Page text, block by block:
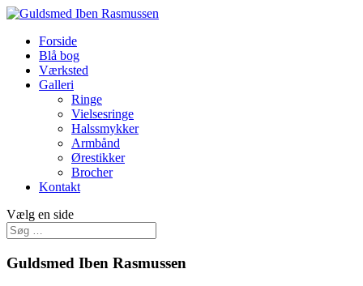
Forside
Blå bog
Værksted
Galleri
Ringe
Vielsesringe
Halssmykker
Armbånd
Ørestikker
Brocher
Kontakt
Vælg en side
Guldsmed Iben Rasmussen